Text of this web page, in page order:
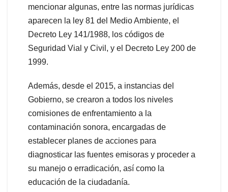
mencionar algunas, entre las normas jurídicas
aparecen la ley 81 del Medio Ambiente, el
Decreto Ley 141/1988, los códigos de
Seguridad Vial y Civil, y el Decreto Ley 200 de
1999.
Además, desde el 2015, a instancias del
Gobierno, se crearon a todos los niveles
comisiones de enfrentamiento a la
contaminación sonora, encargadas de
establecer planes de acciones para
diagnosticar las fuentes emisoras y proceder a
su manejo o erradicación, así como la
educación de la ciudadanía.